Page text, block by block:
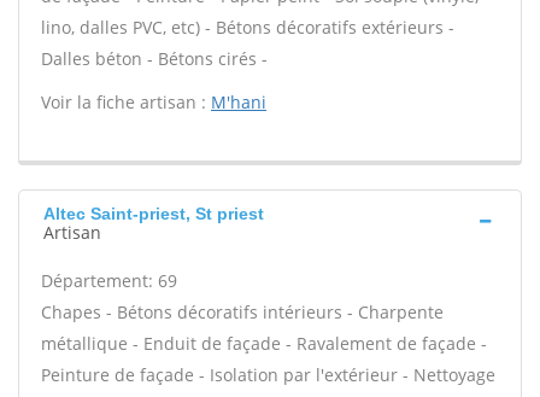
lino, dalles PVC, etc) - Bétons décoratifs extérieurs -
Dalles béton - Bétons cirés -
Voir la fiche artisan : M'hani
Altec Saint-priest, St priest
Artisan
Département: 69
Chapes - Bétons décoratifs intérieurs - Charpente
métallique - Enduit de façade - Ravalement de façade -
Peinture de façade - Isolation par l'extérieur - Nettoyage